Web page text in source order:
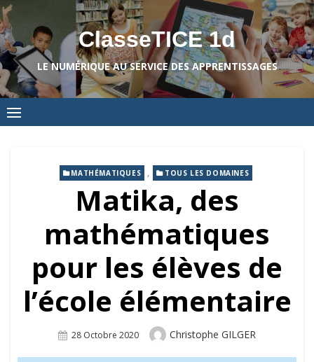
Skip
to
content
ClasseTICE 1d
LE NUMÉRIQUE AU SERVICE DES APPRENTISSAGES
MATHÉMATIQUES , TOUS LES DOMAINES
Matika, des
mathématiques
pour les élèves de
l’école élémentaire
Posted
28 Octobre 2020 Author
Christophe GILGER